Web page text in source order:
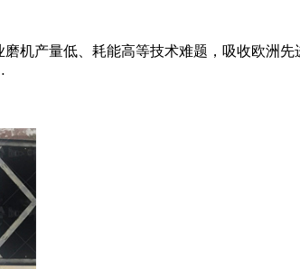
机产量低、耗能高等技术难题，吸收欧洲